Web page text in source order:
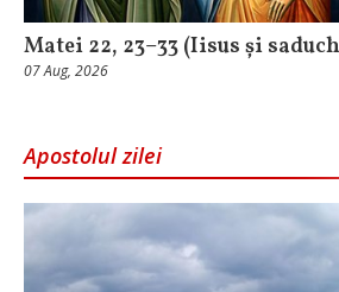
Matei 22, 23–33 (Iisus și
07 Aug, 2026
Apostolul zilei